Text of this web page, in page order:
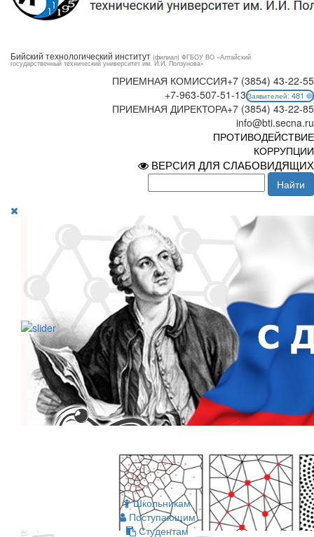
Бийский технологический институт (филиал) ФГБОУ ВО «Алтайский
государственный технический университет им. И.И. Ползунова»
ПРИЕМНАЯ КОМИССИЯ+7 (3854) 43-22-55
+7-963-507-51-13 Заявителей: 481
ПРИЕМНАЯ ДИРЕКТОРА+7 (3854) 43-22-85
info@bti.secna.ru
ПРОТИВОДЕЙСТВИЕ
КОРРУПЦИИ
ВЕРСИЯ ДЛЯ СЛАБОВИДЯЩИХ
Школьникам
Поступающим
Студентам